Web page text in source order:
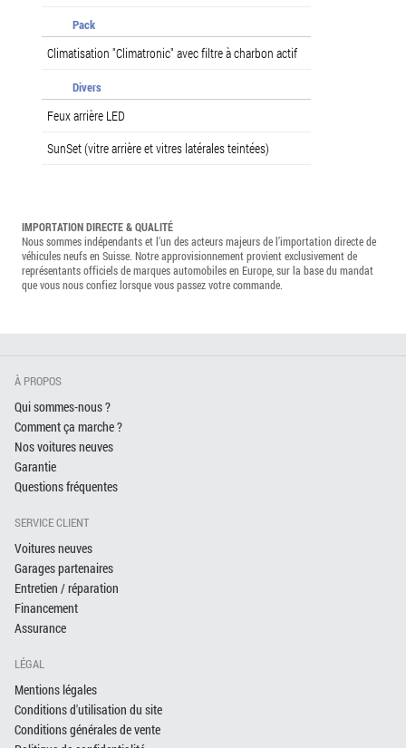
Pack
Climatisation "Climatronic" avec filtre à charbon actif
Divers
Feux arrière LED
SunSet (vitre arrière et vitres latérales teintées)
IMPORTATION DIRECTE & QUALITÉ
Nous sommes indépendants et l’un des acteurs majeurs de l’importation directe de
véhicules neufs en Suisse. Notre approvisionnement provient exclusivement de
représentants officiels de marques automobiles en Europe, sur la base du mandat
que vous nous confiez lorsque vous passez votre commande.
À PROPOS
Qui sommes-nous ?
Comment ça marche ?
Nos voitures neuves
Garantie
Questions fréquentes
SERVICE CLIENT
Voitures neuves
Garages partenaires
Entretien / réparation
Financement
Assurance
LÉGAL
Mentions légales
Conditions d'utilisation du site
Conditions générales de vente